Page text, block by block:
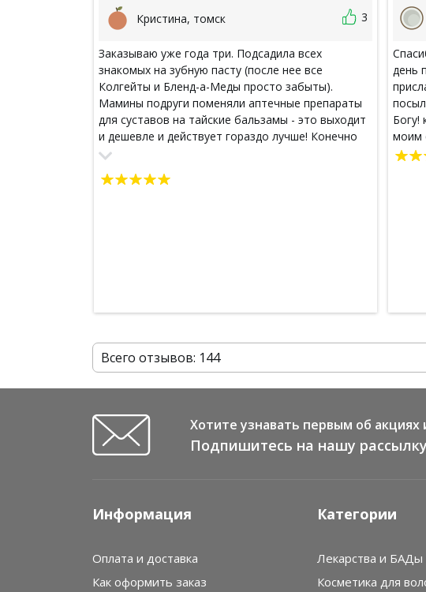
Кристина, томск 3
Заказываю уже года три. Подсадила всех
знакомых на зубную пасту (после нее все
Колгейты и Бленд-а-Меды просто забыты).
Мамины подруги поменяли аптечные препараты
для суставов на тайские бальзамы - это выходит
и дешевле и действует гораздо лучше! Конечно
пробовала и средства для волос и скрабы-кремы.
что не хотела бы заказать еще раз. Рекомендую
день
Богу!
моим
Всего отзывов: 144
Хотите узнавать первым об акциях
Подпишитесь на нашу рассылку
Информация
Оплата и доставка
Как оформить заказ
Категории
Лекарства и БАДы
Косметика для